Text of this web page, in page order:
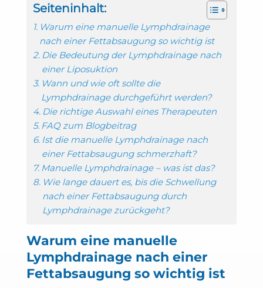
Seiteninhalt:
Warum eine manuelle Lymphdrainage
nach einer Fettabsaugung so wichtig ist
Die Bedeutung der Lymphdrainage nach
einer Liposuktion
Wann und wie oft sollte die
Lymphdrainage durchgeführt werden?
Die richtige Auswahl eines Therapeuten
FAQ zum Blogbeitrag
Ist die manuelle Lymphdrainage nach
einer Fettabsaugung schmerzhaft?
Manuelle Lymphdrainage – was ist das?
Wie lange dauert es, bis die Schwellung
nach einer Fettabsaugung durch
Lymphdrainage zurückgeht?
Warum eine manuelle
Lymphdrainage nach einer
Fettabsaugung so wichtig ist